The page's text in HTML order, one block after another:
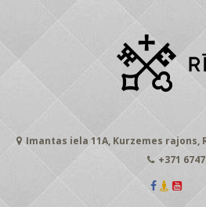
Imantas iela 11A, Kurzemes rajons,
+371